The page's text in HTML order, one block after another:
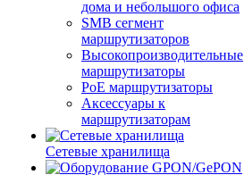
дома и небольшого офиса
SMB сегмент
маршрутизаторов
Высокопроизводительные
маршрутизаторы
PoE маршрутизаторы
Аксессуары к
маршрутизаторам
Сетевые хранилища